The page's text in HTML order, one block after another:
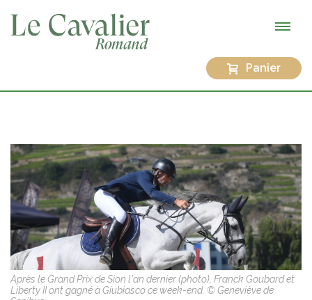
Panier
Après le Grand Prix de Sion l'an dernier (photo), Franck Goubard et
Liberty II ont gagné à Giubiasco ce week-end. © Geneviève de